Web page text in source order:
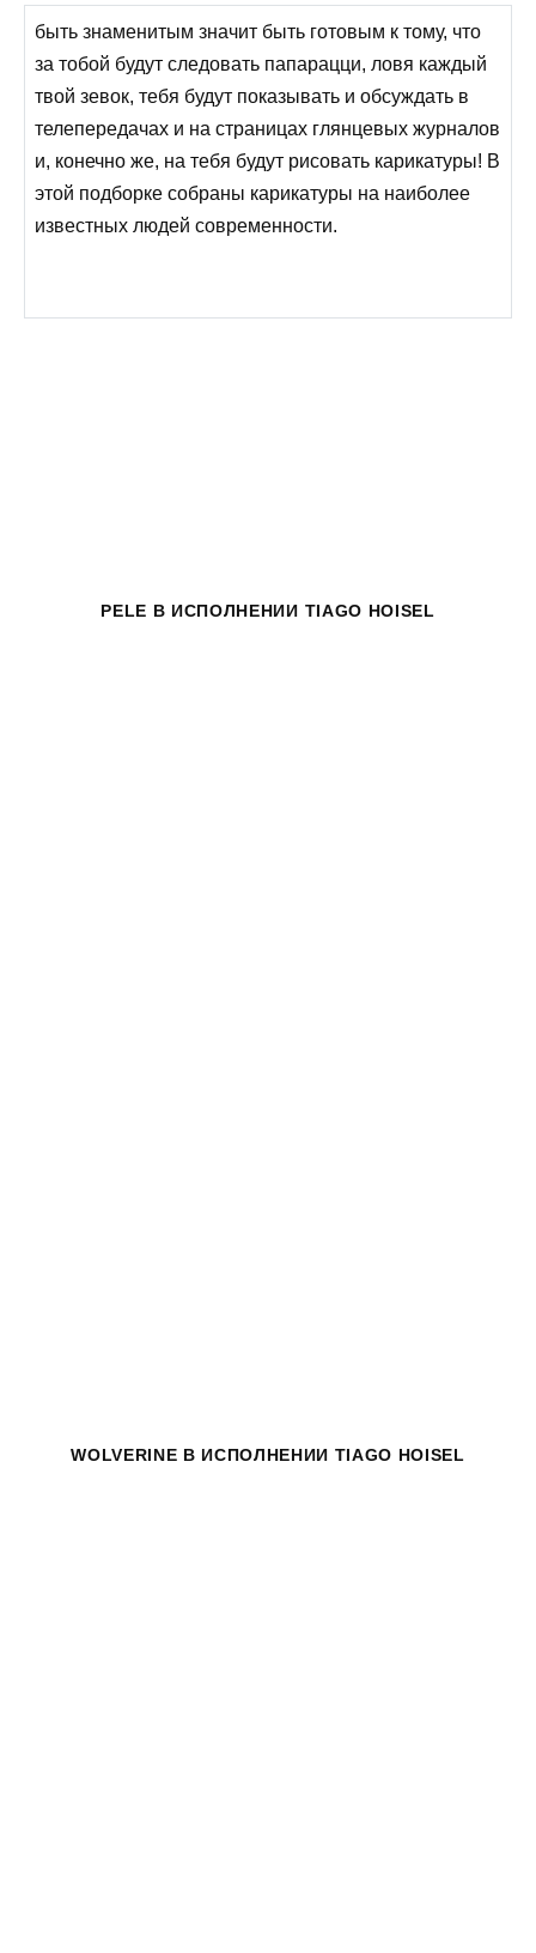
быть знаменитым значит быть готовым к тому, что
за тобой будут следовать папарацци, ловя каждый
твой зевок, тебя будут показывать и обсуждать в
телепередачах и на страницах глянцевых журналов
и, конечно же, на тебя будут рисовать карикатуры! В
этой подборке собраны карикатуры на наиболее
известных людей современности.
PELE В ИСПОЛНЕНИИ TIAGO HOISEL
WOLVERINE В ИСПОЛНЕНИИ TIAGO HOISEL